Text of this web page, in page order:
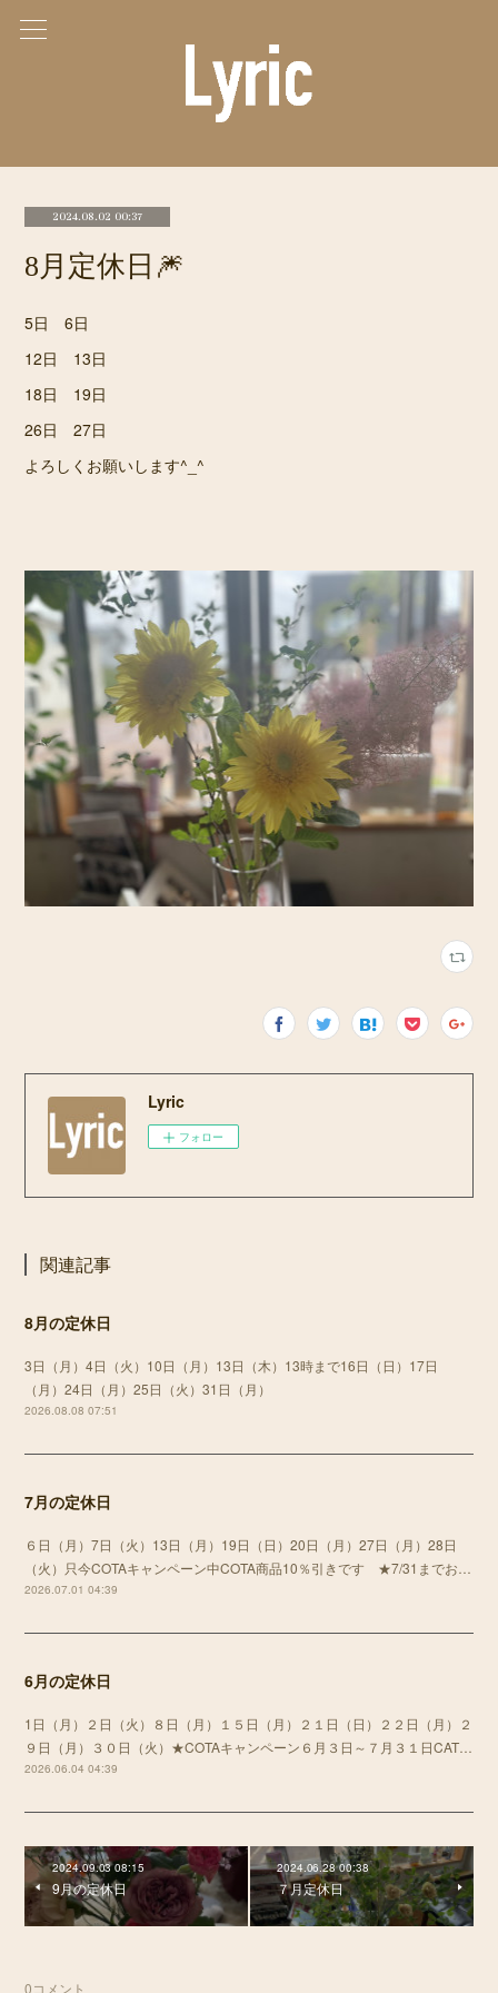
2024.08.02 00:37
8月定休日🎆
5日 6日
12日 13日
18日 19日
26日 27日
よろしくお願いします^_^
Lyric
フォロー
関連記事
8月の定休日
3日（月）4日（火）10日（月）13日（木）13時まで16日（日）17日
（月）24日（月）25日（火）31日（月）
2026.08.08 07:51
7月の定休日
６日（月）7日（火）13日（月）19日（日）20日（月）27日（月）28日
（火）只今COTAキャンペーン中COTA商品10％引きです ★7/31までお…
2026.07.01 04:39
6月の定休日
1日（月）２日（火）８日（月）１５日（月）２１日（日）２２日（月）２
９日（月）３０日（火）★COTAキャンペーン６月３日～７月３１日CAT…
2026.06.04 04:39
2024.09.03 08:15
9月の定休日
2024.06.28 00:38
７月定休日
0コメント